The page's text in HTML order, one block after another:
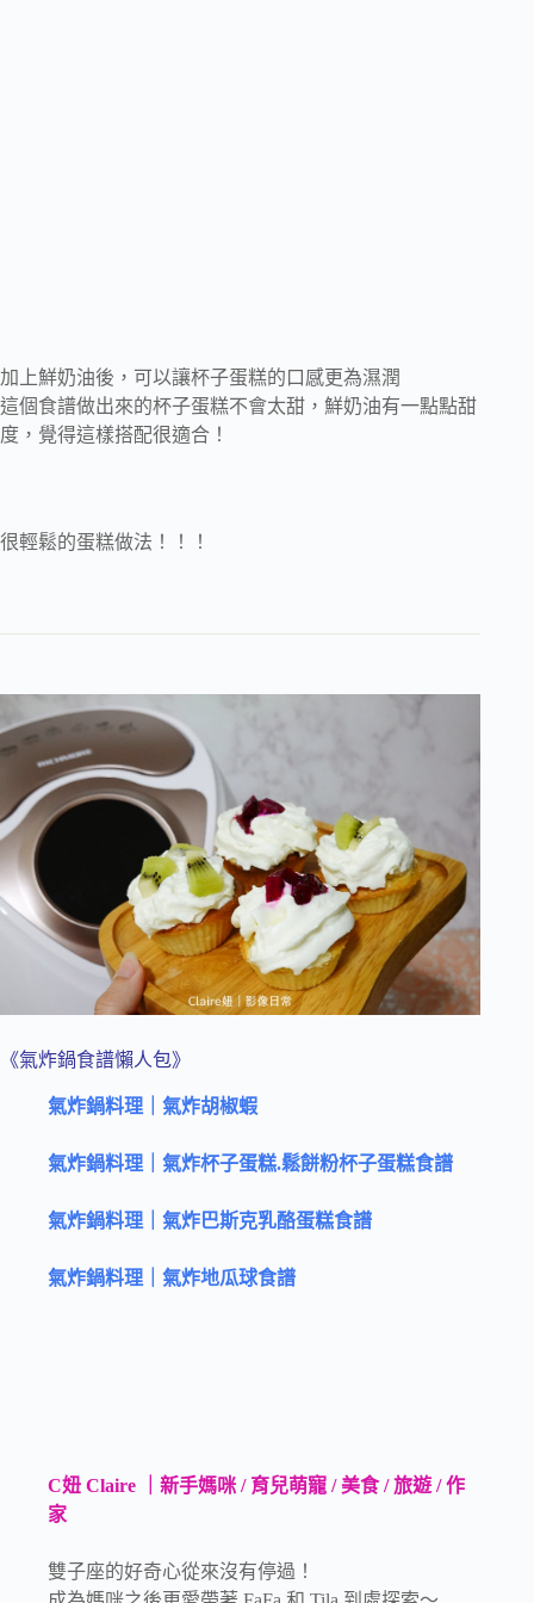
加上鮮奶油後，可以讓杯子蛋糕的口感更為濕潤
這個食譜做出來的杯子蛋糕不會太甜，鮮奶油有一點點甜
度，覺得這樣搭配很適合！
很輕鬆的蛋糕做法！！！
《氣炸鍋食譜懶人包》
氣炸鍋料理｜氣炸胡椒蝦
氣炸鍋料理｜氣炸杯子蛋糕.鬆餅粉杯子蛋糕食譜
氣炸鍋料理｜氣炸巴斯克乳酪蛋糕食譜
氣炸鍋料理｜氣炸地瓜球食譜
C妞 Claire ｜新手媽咪 / 育兒萌寵 / 美食 / 旅遊 / 作
家
雙子座的好奇心從來沒有停過！